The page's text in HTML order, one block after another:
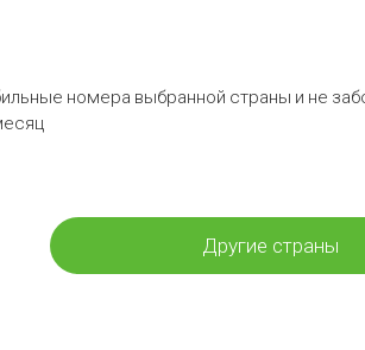
номера выбранной страны и не
Другие страны